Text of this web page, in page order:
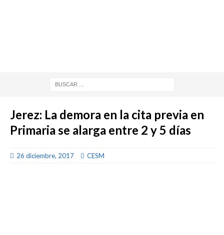
Jerez: La demora en la cita previa en
Primaria se alarga entre 2 y 5 días
26 diciembre, 2017 CESM